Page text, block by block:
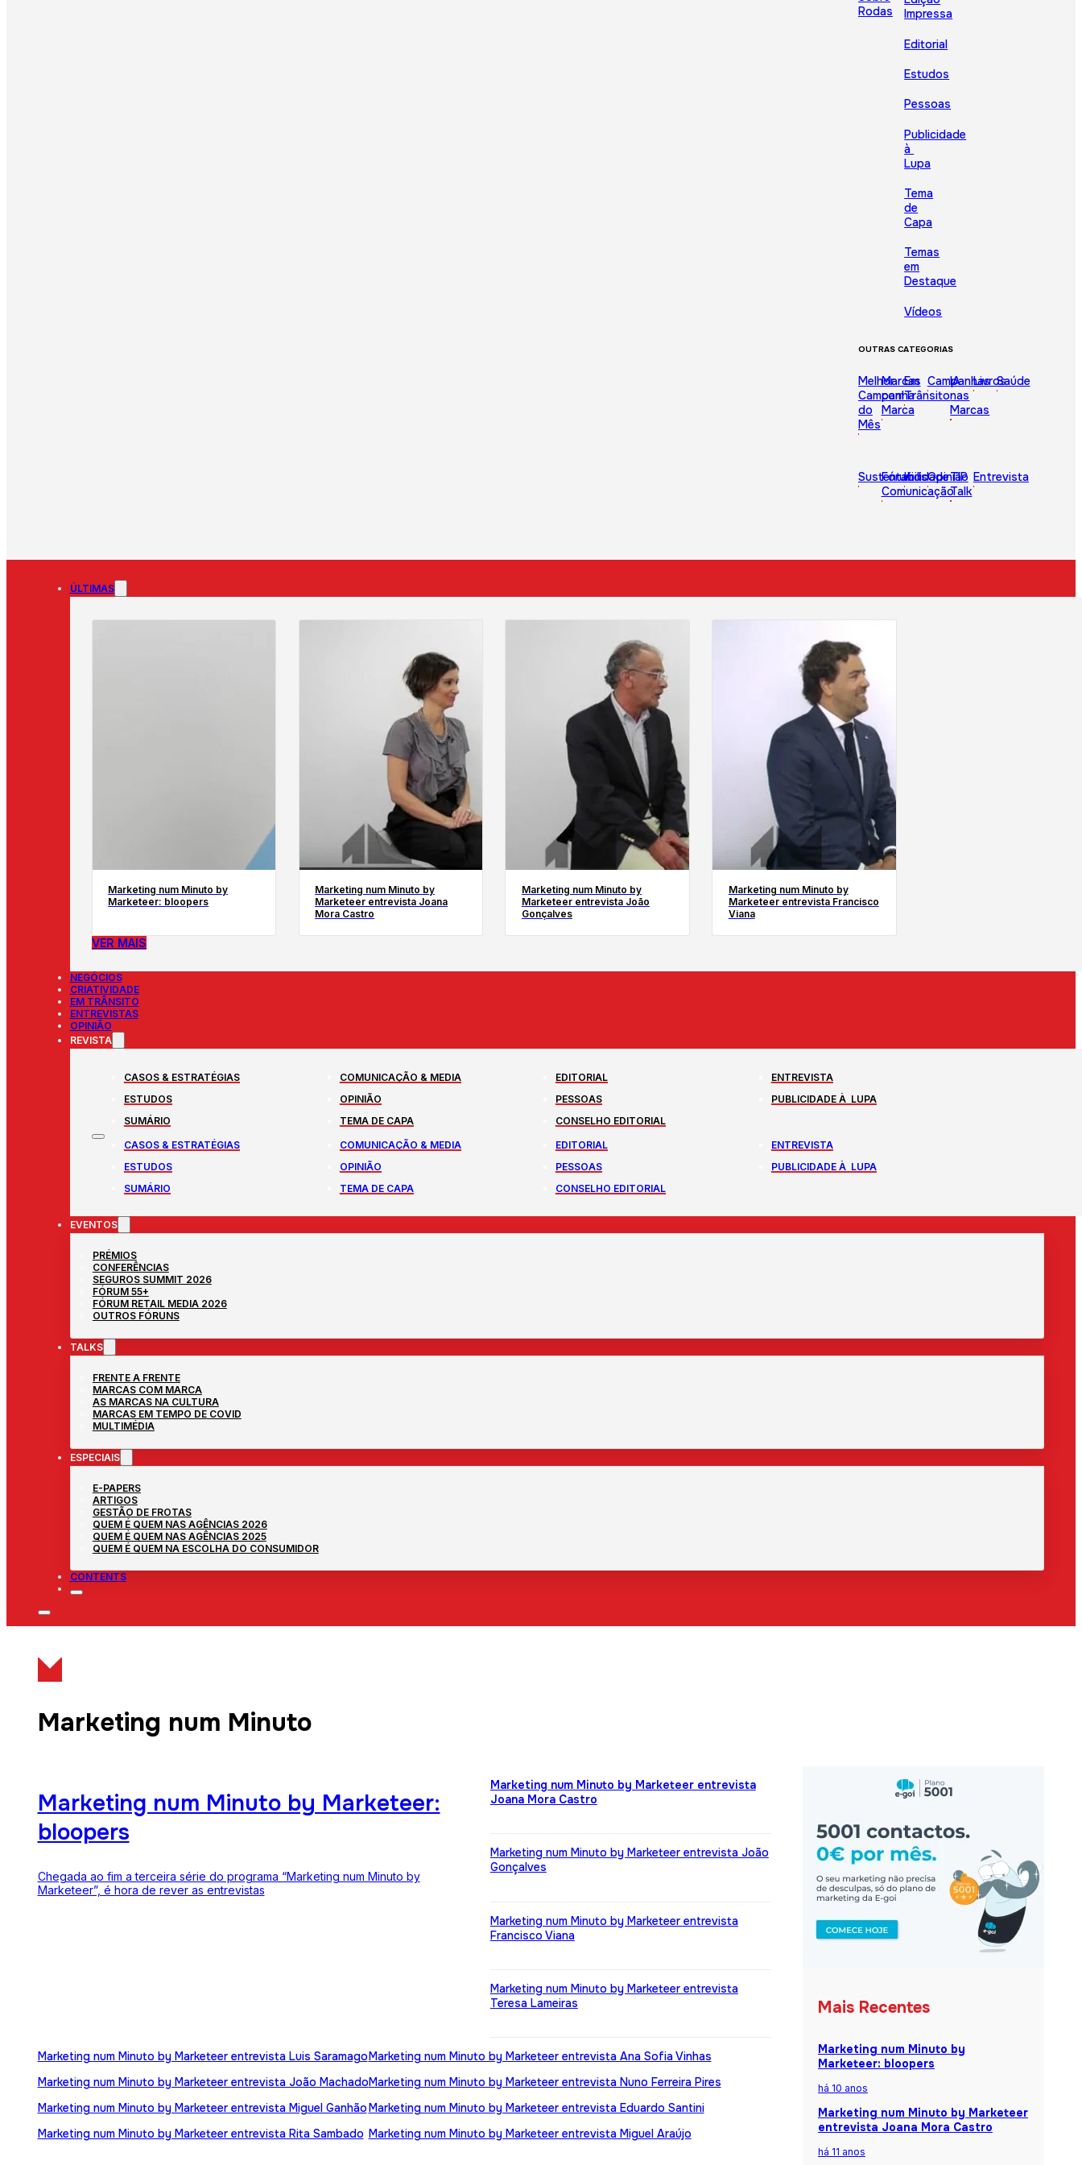
Rodas
Impressa
Editorial
Estudos
Pessoas
Publicidade
à
Lupa
Tema
de
Capa
Temas
em
Destaque
Vídeos
OUTRAS CATEGORIAS
Melhor
Campanha
do
Mês
Marcas
com
Marca
Em
Trânsito
Campanhas
IA
nas
Marcas
LivrosSaúde
Sustentabilidade
Fórum
Comunicação
KidsOpinião
TIP
Talk
Entrevista
ÚLTIMAS
Marketing num Minuto by
Marketeer: bloopers
Marketing num Minuto by
Marketeer entrevista Joana
Mora Castro
Marketing num Minuto by
Marketeer entrevista João
Gonçalves
Marketing num Minuto by
Marketeer entrevista Francisco
Viana
VER MAIS
NEGÓCIOS
CRIATIVIDADE
EM TRÂNSITO
ENTREVISTAS
OPINIÃO
REVISTA
CASOS & ESTRATÉGIAS COMUNICAÇÃO & MEDIA EDITORIAL
ENTREVISTA
ESTUDOS
OPINIÃO PESSOAS
PUBLICIDADE À LUPA
SUMÁRIO
TEMA DE CAPA
CONSELHO EDITORIAL
CASOS & ESTRATÉGIAS
COMUNICAÇÃO & MEDIA EDITORIAL
ENTREVISTA
ESTUDOS
OPINIÃO PESSOAS
PUBLICIDADE À LUPA
SUMÁRIO
TEMA DE CAPA CONSELHO EDITORIAL
EVENTOS
PRÉMIOS
CONFERÊNCIAS
SEGUROS SUMMIT 2026
FÓRUM 55+
FÓRUM RETAIL MEDIA 2026
OUTROS FÓRUNS
TALKS
FRENTE A FRENTE
MARCAS COM MARCA
AS MARCAS NA CULTURA
MARCAS EM TEMPO DE COVID
MULTIMÉDIA
ESPECIAIS
E-PAPERS
ARTIGOS
GESTÃO DE FROTAS
QUEM É QUEM NAS AGÊNCIAS 2026
QUEM É QUEM NAS AGÊNCIAS 2025
QUEM É QUEM NA ESCOLHA DO CONSUMIDOR
CONTENTS
Marketing num Minuto
Marketing num Minuto by Marketeer:
bloopers
Chegada ao fim a terceira série do programa “Marketing num Minuto by
Marketeer”, é hora de rever as entrevistas
Marketing num Minuto by Marketeer entrevista
Joana Mora Castro
Marketing num Minuto by Marketeer entrevista João
Gonçalves
Marketing num Minuto by Marketeer entrevista
Francisco Viana
Marketing num Minuto by Marketeer entrevista
Teresa Lameiras
Marketing num Minuto by Marketeer entrevista Luis Saramago
Marketing num Minuto by Marketeer entrevista João Machado
Marketing num Minuto by Marketeer entrevista Miguel Ganhão
Marketing num Minuto by Marketeer entrevista Rita Sambado
Marketing num Minuto by Marketeer entrevista Ana Sofia Vinhas
Marketing num Minuto by Marketeer entrevista Nuno Ferreira Pires
Marketing num Minuto by Marketeer entrevista Eduardo Santini
Marketing num Minuto by Marketeer entrevista Miguel Araújo
Mais Recentes
Marketing num Minuto by
Marketeer: bloopers
há 10 anos
Marketing num Minuto by Marketeer
entrevista Joana Mora Castro
há 11 anos